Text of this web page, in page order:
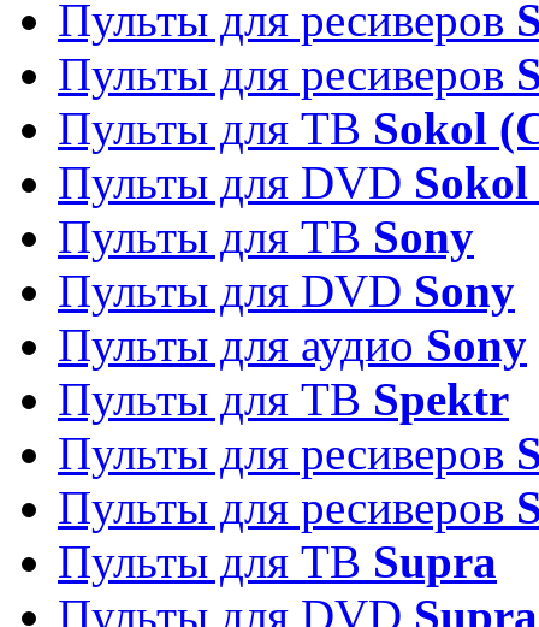
Пульты для ресиверов
Пульты для ресиверов
Пульты для ТВ Sokol
Пульты для DVD
Пульты для ТВ Sony
Пульты для DVD Sony
Пульты для аудио Sony
Пульты для ТВ Spektr
Пульты для ресиверов
Пульты для ресиверов
Пульты для ТВ Supra
Пульты для DVD Supra